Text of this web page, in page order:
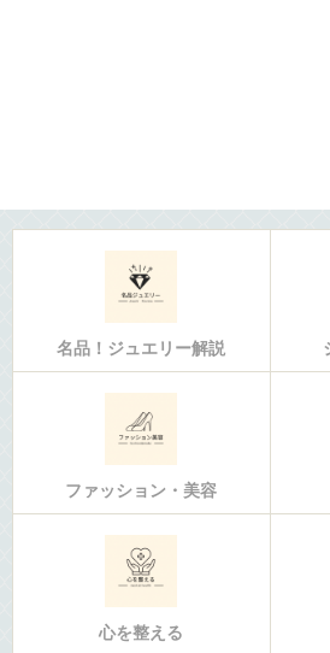
名品！ジュエリー解説
ファッション・美容
心を整える